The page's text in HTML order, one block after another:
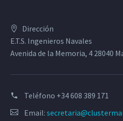
Dirección
E.T.S. Ingenieros Navales
Avenida de la Memoria, 4 28040
Teléfono +34 608 389 171
Email: